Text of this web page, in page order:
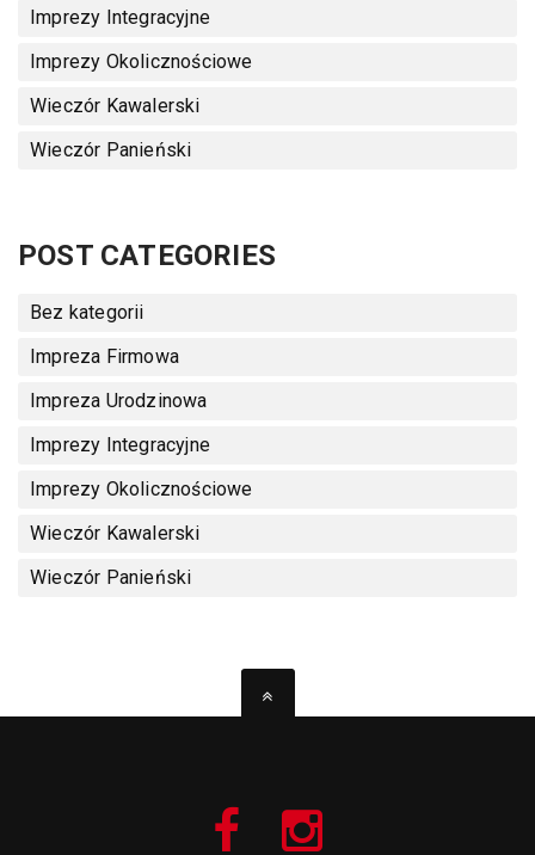
Imprezy Integracyjne
Imprezy Okolicznościowe
Wieczór Kawalerski
Wieczór Panieński
POST CATEGORIES
Bez kategorii
Impreza Firmowa
Impreza Urodzinowa
Imprezy Integracyjne
Imprezy Okolicznościowe
Wieczór Kawalerski
Wieczór Panieński